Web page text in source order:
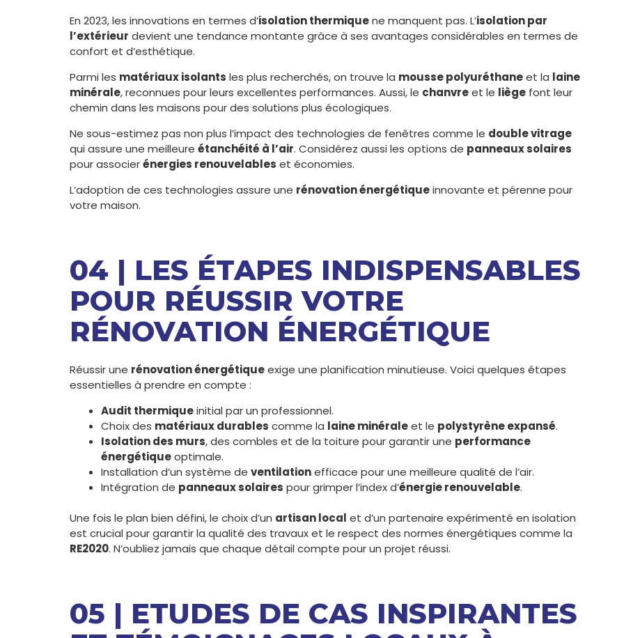
En 2023, les innovations en termes d’isolation thermiquene manquent pas. L’isolation par
l’extérieur devient une tendance montante grâce à ses avantages considérables en termes de
confort et d’esthétique.
Parmi les matériaux isolants les plus recherchés, on trouve la mousse polyuréthaneet la laine
minérale, reconnues pour leurs excellentes performances. Aussi, le chanvreet le liège font leur
chemin dans les maisons pour des solutions plus écologiques.
Ne sous-estimez pas non plus l’impact des technologies de fenêtres comme le double vitrage
qui assure une meilleure étanchéité à l’air. Considérez aussi les options de panneaux solaires
pour associerénergies renouvelables et économies.
L’adoption de ces technologies assure une rénovation énergétiqueinnovante et pérenne pour
votre maison.
04 | LES ÉTAPES INDISPENSABLES
POUR RÉUSSIR VOTRE
RÉNOVATION ÉNERGÉTIQUE
Réussir une rénovation énergétiqueexige une planification minutieuse. Voici quelques étapes
essentielles à prendre en compte :
Audit thermiqueinitial par un professionnel.
Choix des matériaux durables comme la laine minéraleet le polystyrène expansé.
Isolation des murs, des combles et de la toiture pour garantir une performance
énergétiqueoptimale.
Installation d’un système de ventilationefficace pour une meilleure qualité de l’air.
Intégration de panneaux solaires pour grimper l’index d’énergie renouvelable.
Une fois le plan bien défini, le choix d’un artisan local et d’un partenaire expérimenté en isolation
est crucial pour garantir la qualité des travaux et le respect des normes énergétiques comme la
RE2020. N’oubliez jamais que chaque détail compte pour un projet réussi.
05 | ETUDES DE CAS INSPIRANTES